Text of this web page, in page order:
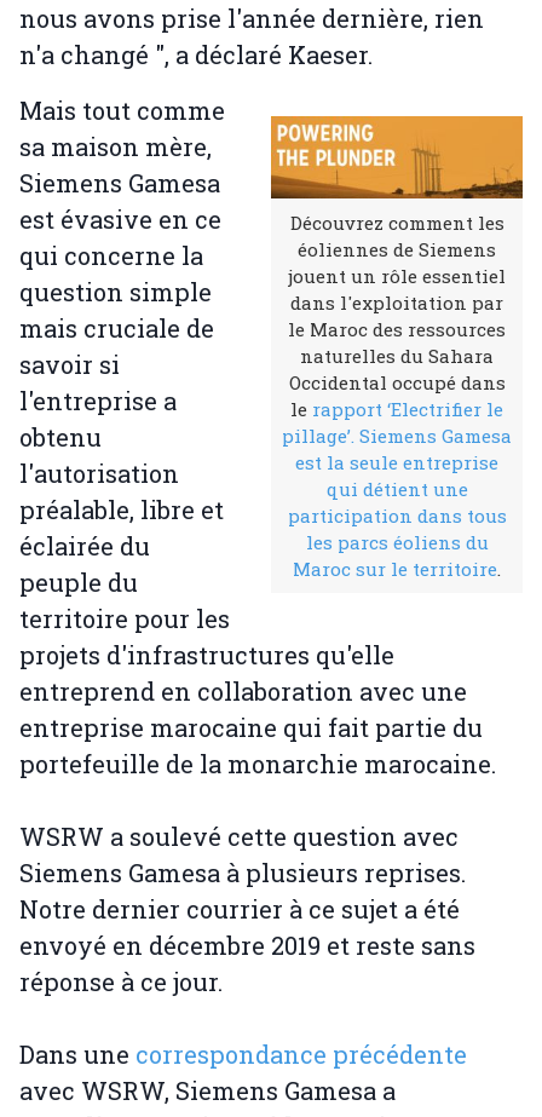
nous avons prise l'année dernière, rien
n'a changé ", a déclaré Kaeser.
Découvrez comment les
éoliennes de Siemens
jouent un rôle essentiel
dans l'exploitation par
le Maroc des ressources
naturelles du Sahara
Occidental occupé dans
le rapport ‘Electrifier le
pillage’. Siemens Gamesa
est la seule entreprise
qui détient une
participation dans tous
les parcs éoliens du
Maroc sur le territoire.
Mais tout comme
sa maison mère,
Siemens Gamesa
est évasive en ce
qui concerne la
question simple
mais cruciale de
savoir si
l'entreprise a
obtenu
l'autorisation
préalable, libre et
éclairée du
peuple du
territoire pour les
projets d'infrastructures qu'elle
entreprend en collaboration avec une
entreprise marocaine qui fait partie du
portefeuille de la monarchie marocaine.
WSRW a soulevé cette question avec
Siemens Gamesa à plusieurs reprises.
Notre dernier courrier à ce sujet a été
envoyé en décembre 2019 et reste sans
réponse à ce jour.
Dans une correspondance précédente
avec WSRW, Siemens Gamesa a